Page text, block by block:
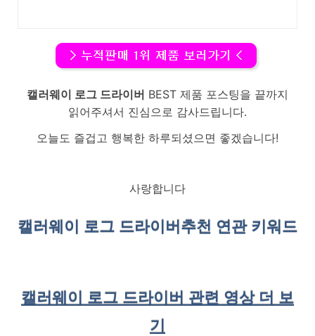
캘러웨이 로그 드라이버 BEST 제품 포스팅을 끝까지
읽어주셔서 진심으로 감사드립니다.
오늘도 즐겁고 행복한 하루되셨으면 좋겠습니다!
사랑합니다
캘러웨이 로그 드라이버 추천 연관 키워드
캘러웨이 로그 드라이버 관련 영상 더 보
기